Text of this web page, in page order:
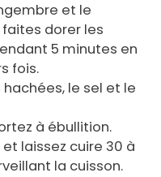
et le
dorer les
5 minutes en
fois.
le sel et le
à ébullition.
laissez cuire 30 à
la cuisson.